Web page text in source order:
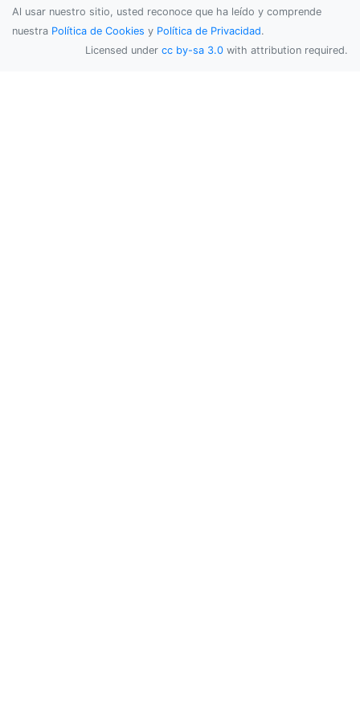
Al usar nuestro sitio, usted reconoce que ha leído y comprende
nuestra Política de Cookies y Política de Privacidad.
Licensed under cc by-sa 3.0 with attribution required.